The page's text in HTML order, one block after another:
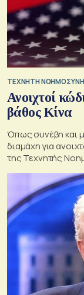
TΕΧΝΗΤΗ ΝΟΗΜΟΣΥΝΗ
Ανοιχτοί
βάθος Κίνα
Όπως συνέβη και
διαμάχη για
της Τεχνητής